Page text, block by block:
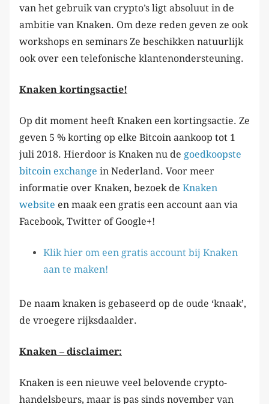
van het gebruik van crypto’s ligt absoluut in de
ambitie van Knaken. Om deze reden geven ze ook
workshops en seminars Ze beschikken natuurlijk
ook over een telefonische klantenondersteuning.
Knaken kortingsactie!
Op dit moment heeft Knaken een kortingsactie. Ze
geven 5 % korting op elke Bitcoin aankoop tot 1
juli 2018. Hierdoor is Knaken nu de goedkoopste
bitcoin exchange in Nederland. Voor meer
informatie over Knaken, bezoek de Knaken
website en maak een gratis een account aan via
Facebook, Twitter of Google+!
Klik hier om een gratis account bij Knaken
aan te maken!
De naam knaken is gebaseerd op de oude ‘knaak’,
de vroegere rijksdaalder.
Knaken – disclaimer:
Knaken is een nieuwe veel belovende crypto-
handelsbeurs, maar is pas sinds november van